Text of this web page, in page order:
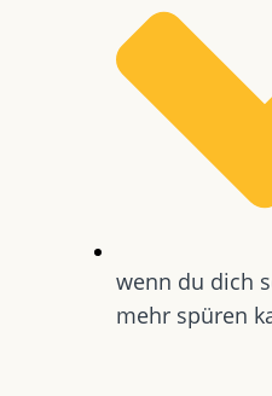
wenn du dich
mehr spüren